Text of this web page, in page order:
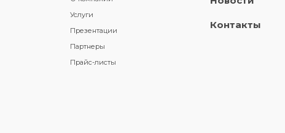
Услуги
Презентации
Партнеры
Прайс-листы
Контакты